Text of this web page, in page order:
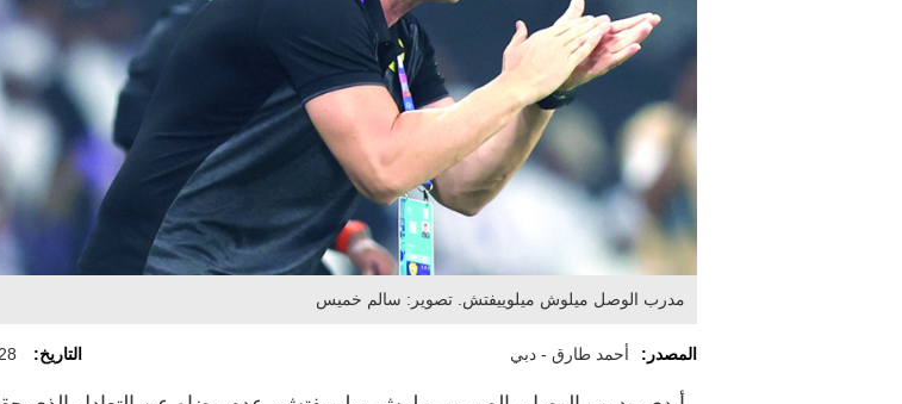
مدرب الوصل ميلوش ميلوييفتش. تصوير: سالم خميس
المصدر: أحمد طارق - دبي التاريخ: 28 أكتوبر 2024